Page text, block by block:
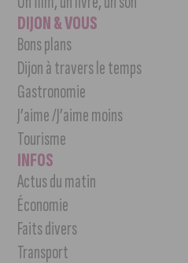
DIJON & VOUS
Bons plans
Dijon à travers le temps
Gastronomie
J’aime /J’aime moins
Tourisme
INFOS
Actus du matin
Économie
Faits divers
Transport